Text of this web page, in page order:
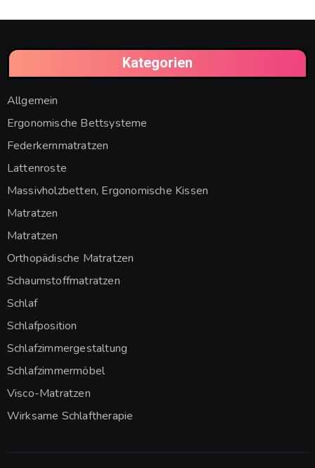
Kategorien
Allgemein
Ergonomische Bettsysteme
Federkernmatratzen
Lattenroste
Massivholzbetten, Ergonomische Kissen
Matratzen
Matratzen
Orthopädische Matratzen
Schaumstoffmatratzen
Schlaf
Schlafposition
Schlafzimmergestaltung
Schlafzimmermöbel
Visco-Matratzen
Wirksame Schlaftherapie